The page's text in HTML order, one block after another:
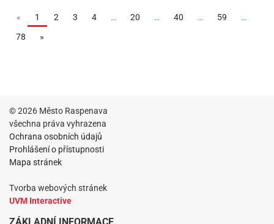
« 1 (aktuální)
2 3 4 … 20 … 40 … 59
…
78
»
© 2026 Město Raspenava
všechna práva vyhrazena
Ochrana osobních údajů
Prohlášení o přístupnosti
Mapa stránek
Tvorba webových stránek
UVM Interactive